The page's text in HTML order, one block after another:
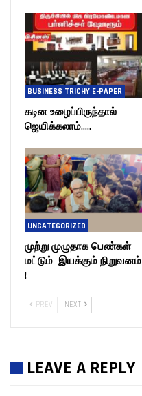
BUSINESS TRICHY E-PAPER
கடின உழைப்பிருந்தால்
ஜெயிக்கலாம்…..
UNCATEGORIZED
முற்று முழுதாக பெண்கள்
மட்டும் இயக்கும் நிறுவனம்
!
PREV NEXT
LEAVE A REPLY